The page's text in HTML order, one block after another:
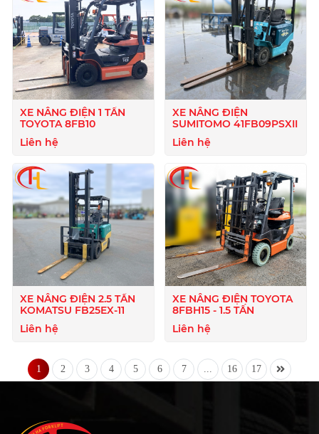
XE NÂNG ĐIỆN 1 TẤN
TOYOTA 8FB10
Liên hệ
XE NÂNG ĐIỆN
SUMITOMO 41FB09PSXII
Liên hệ
XE NÂNG ĐIỆN 2.5 TẤN
KOMATSU FB25EX-11
Liên hệ
XE NÂNG ĐIỆN TOYOTA
8FBH15 - 1.5 TẤN
Liên hệ
1 2 3 4 5 6 7 16 17